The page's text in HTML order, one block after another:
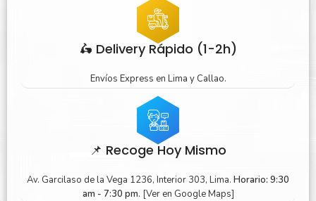
🛵 Delivery Rápido (1-2h)
Envíos Express en Lima y Callao.
📌 Recoge Hoy Mismo
Av. Garcilaso de la Vega 1236, Interior 303, Lima. Horario: 9:30
am - 7:30 pm. [Ver en Google Maps]